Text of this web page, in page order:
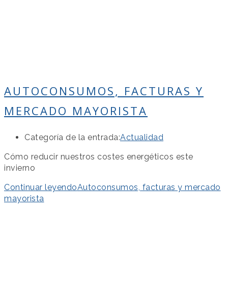
AUTOCONSUMOS, FACTURAS Y
MERCADO MAYORISTA
Categoría de la entrada:Actualidad
Cómo reducir nuestros costes energéticos este
invierno
Continuar leyendoAutoconsumos, facturas y mercado
mayorista